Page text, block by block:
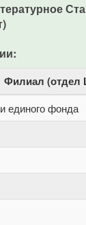
Филиал (отдел
единого фонда